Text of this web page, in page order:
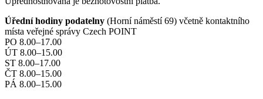
Úřední hodiny podatelny (Horní náměstí 69) včetně kontaktního
místa veřejné správy Czech POINT
PO 8.00–17.00
ÚT 8.00–15.00
ST 8.00–17.00
ČT 8.00–15.00
PÁ 8.00–15.00